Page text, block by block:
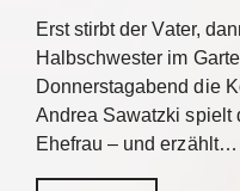
Erst stirbt der Vater,
Halbschwester im
Donnerstagabend die
Andrea Sawatzki spielt
Ehefrau – und erzählt…